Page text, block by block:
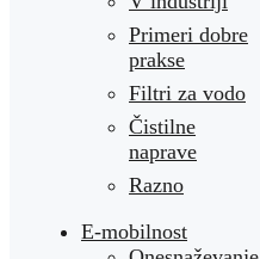
Primeri dobre
prakse
Filtri za vodo
Čistilne
naprave
Razno
E-mobilnost